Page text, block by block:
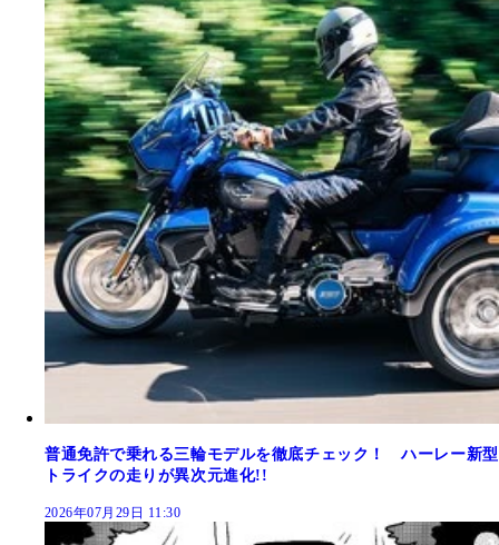
普通免許で乗れる三輪モデルを徹底チェック！ ハーレー新型
トライクの走りが異次元進化!!
2026年07月29日 11:30